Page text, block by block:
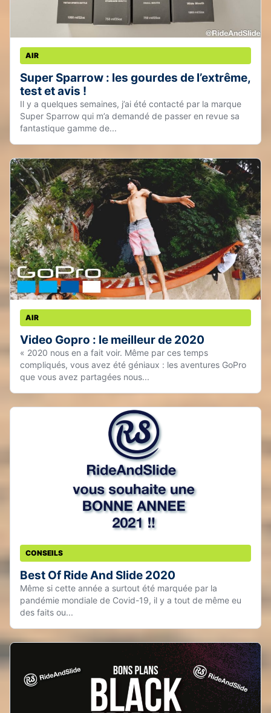
AIR
Super Sparrow : les gourdes de l’extrême,
test et avis !
Il y a quelques semaines, j’ai été contacté par la marque
Super Sparrow qui m’a demandé de passer en revue sa
fantastique gamme de...
AIR
Video Gopro : le meilleur de 2020
« 2020 nous en a fait voir. Même par ces temps
compliqués, vous avez été géniaux : les aventures GoPro
que vous avez partagées nous...
CONSEILS
Best Of Ride And Slide 2020
Même si cette année a surtout été marquée par la
pandémie mondiale de Covid-19, il y a tout de même eu
des faits ou...